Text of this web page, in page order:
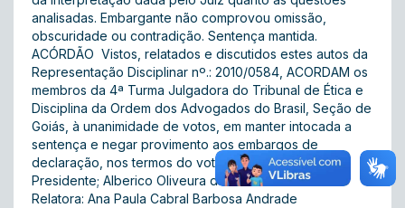
analisadas. Embargante não comprovou omissão,
obscuridade ou contradição. Sentença mantida.
ACÓRDÃO  Vistos, relatados e discutidos estes autos da
Representação Disciplinar nº.: 2010/0584, ACORDAM os
membros da 4ª Turma Julgadora do Tribunal de Ética e
Disciplina da Ordem dos Advogados do Brasil, Seção de
Goiás, à unanimidade de votos, em manter intocada a
sentença e negar provimento aos embargos de
declaração, nos termos do voto da Relatora
Presidente; Alberico Oliveura de Andrade
Relatora: Ana Paula Cabral Barbosa Andrade